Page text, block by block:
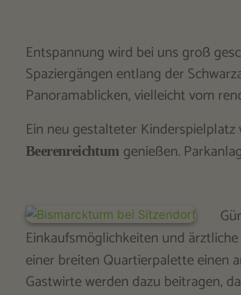
Entspannung wird bei uns groß
Spaziergängen entlang der
Panoramablicken, vielleicht vom
Ein neu gestalteter
Beerenreichtum genießen.
Einkaufsmöglichkeiten und
einer breiten Quartierpalette einen
Gastwirte werden dazu beitragen,